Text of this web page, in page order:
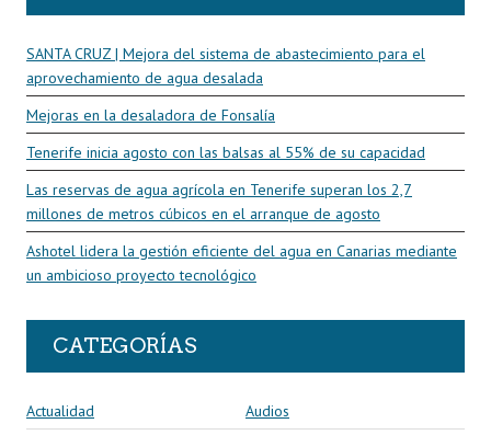
SANTA CRUZ | Mejora del sistema de abastecimiento para el
aprovechamiento de agua desalada
Mejoras en la desaladora de Fonsalía
Tenerife inicia agosto con las balsas al 55% de su capacidad
Las reservas de agua agrícola en Tenerife superan los 2,7
millones de metros cúbicos en el arranque de agosto
Ashotel lidera la gestión eficiente del agua en Canarias mediante
un ambicioso proyecto tecnológico
CATEGORÍAS
Actualidad
Audios